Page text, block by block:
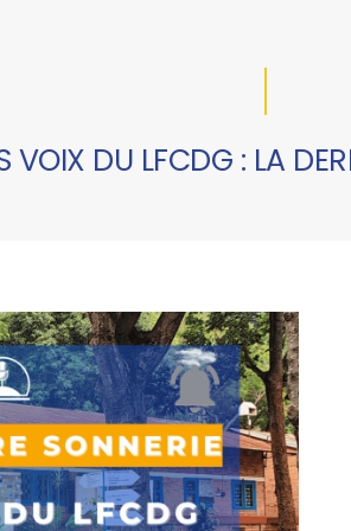
VOIX DU LFCDG : LA